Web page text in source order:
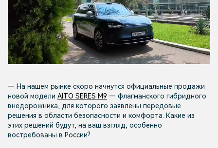
— На нашем рынке скоро начнутся официальные продажи
новой модели AITO SERES M9 — флагманского гибридного
внедорожника, для которого заявлены передовые
решения в области безопасности и комфорта. Какие из
этих решений будут, на ваш взгляд, особенно
востребованы в России?